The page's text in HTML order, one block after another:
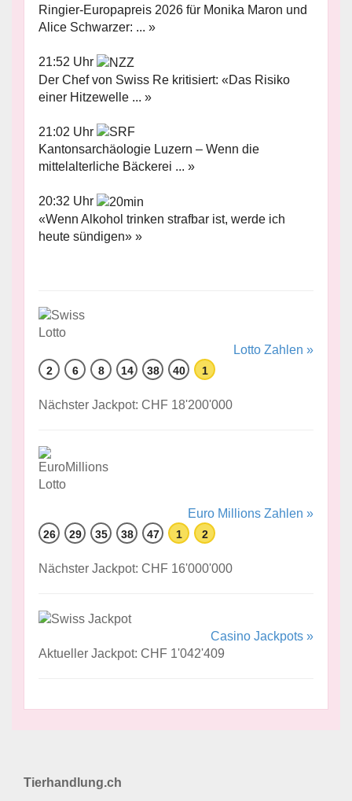
Ringier-Europapreis 2026 für Monika Maron und
Alice Schwarzer: ... »
21:52 Uhr
Der Chef von Swiss Re kritisiert: «Das Risiko
einer Hitzewelle ... »
21:02 Uhr
Kantonsarchäologie Luzern – Wenn die
mittelalterliche Bäckerei ... »
20:32 Uhr
«Wenn Alkohol trinken strafbar ist, werde ich
heute sündigen» »
Lotto Zahlen »
2 6 8 14 38 40 1
Nächster Jackpot: CHF 18'200'000
Euro Millions Zahlen »
26 29 35 38 47 1 2
Nächster Jackpot: CHF 16'000'000
Casino Jackpots »
Aktueller Jackpot: CHF 1'042'409
Tierhandlung.ch